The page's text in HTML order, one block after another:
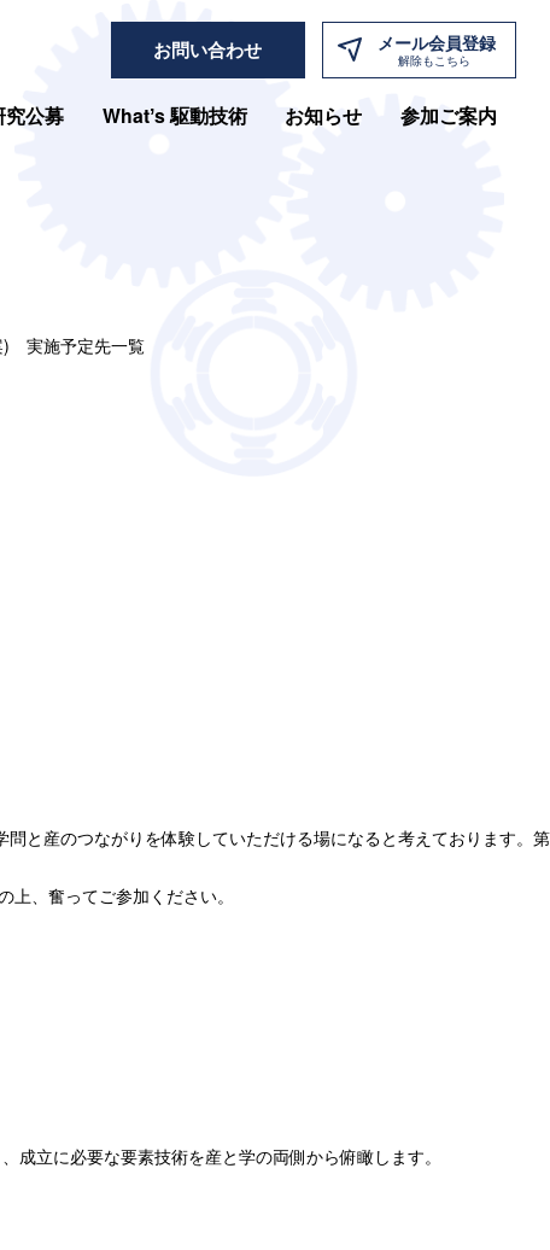
究公募 Whatʼs 駆動技術 お知らせ 参加ご案内
お問い合わせ メール会員登録
解除もこちら
) 実施予定先一覧
と産のつながりを体験していただける場になると考えております。第
、奮ってご参加ください。
立に必要な要素技術を産と学の両側から俯瞰します。